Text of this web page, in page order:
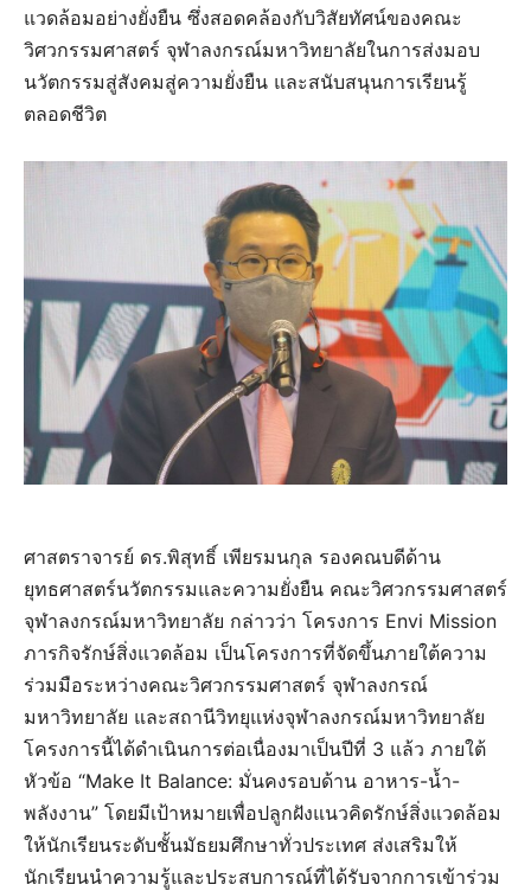
แวดล้อมอย่างยั่งยืน ซึ่งสอดคล้องกับวิสัยทัศน์ของคณะ
วิศวกรรมศาสตร์ จุฬาลงกรณ์มหาวิทยาลัยในการส่งมอบ
นวัตกรรมสู่สังคมสู่ความยั่งยืน และสนับสนุนการเรียนรู้
ตลอดชีวิต
ศาสตราจารย์ ดร.พิสุทธิ์ เพียรมนกุล รองคณบดีด้าน
ยุทธศาสตร์นวัตกรรมและความยั่งยืน คณะวิศวกรรมศาสตร์
จุฬาลงกรณ์มหาวิทยาลัย กล่าวว่า โครงการ Envi Mission
ภารกิจรักษ์สิ่งแวดล้อม เป็นโครงการที่จัดขึ้นภายใต้ความ
ร่วมมือระหว่างคณะวิศวกรรมศาสตร์ จุฬาลงกรณ์
มหาวิทยาลัย และสถานีวิทยุแห่งจุฬาลงกรณ์มหาวิทยาลัย
โครงการนี้ได้ดำเนินการต่อเนื่องมาเป็นปีที่ 3 แล้ว ภายใต้
หัวข้อ “Make It Balance: มั่นคงรอบด้าน อาหาร-น้ำ-
พลังงาน” โดยมีเป้าหมายเพื่อปลูกฝังแนวคิดรักษ์สิ่งแวดล้อม
ให้นักเรียนระดับชั้นมัธยมศึกษาทั่วประเทศ ส่งเสริมให้
นักเรียนนำความรู้และประสบการณ์ที่ได้รับจากการเข้าร่วม